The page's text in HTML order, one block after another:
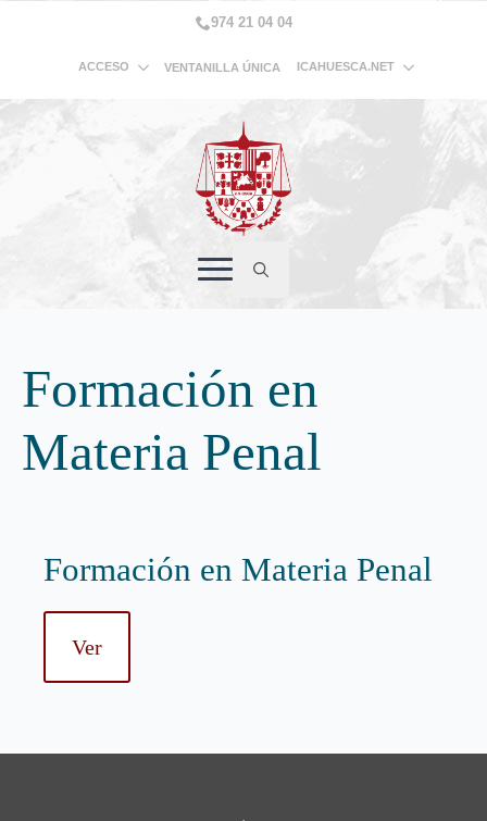
974 21 04 04
ACCESO VENTANILLA ÚNICA ICAHUESCA.NET
Search
Formación en
Materia Penal
Formación en Materia Penal
Ver